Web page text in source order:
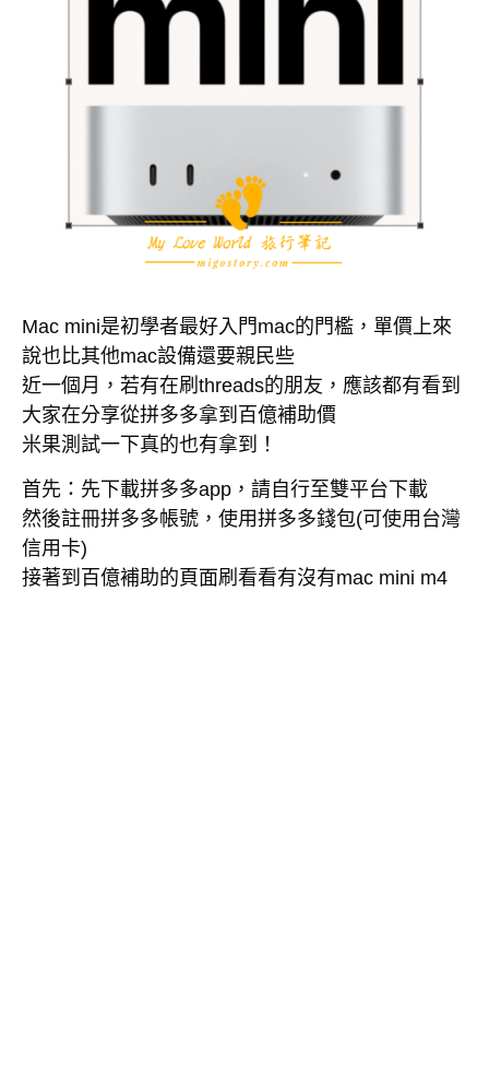
Mac mini是初學者最好入門mac的門檻，單價上來
說也比其他mac設備還要親民些
近一個月，若有在刷threads的朋友，應該都有看到
大家在分享從拼多多拿到百億補助價
米果測試一下真的也有拿到！
首先：先下載拼多多app，請自行至雙平台下載
然後註冊拼多多帳號，使用拼多多錢包(可使用台灣
信用卡)
接著到百億補助的頁面刷看看有沒有mac mini m4